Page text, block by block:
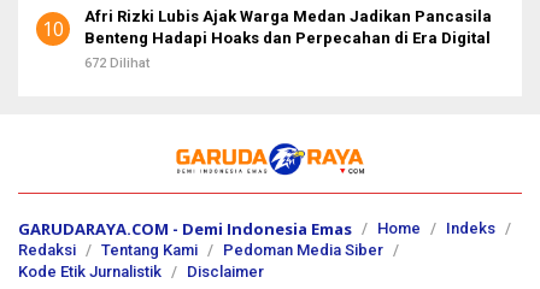
10
Afri Rizki Lubis Ajak Warga Medan Jadikan Pancasila
Benteng Hadapi Hoaks dan Perpecahan di Era Digital
672 Dilihat
GARUDARAYA.COM - Demi Indonesia Emas Home
Indeks
Redaksi
Tentang Kami
Pedoman Media Siber
Kode Etik Jurnalistik
Disclaimer